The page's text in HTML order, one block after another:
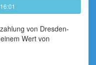
von Dresden-
Wert von